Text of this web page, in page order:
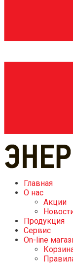
Главная
О нас
Акции
Продукция
Сервис
On-line